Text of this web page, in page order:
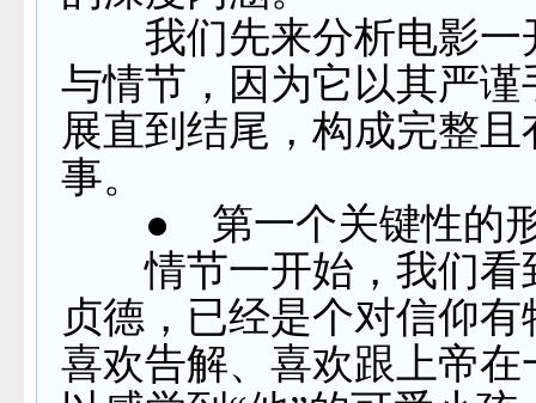
我们先来分析电影一
与情节，因为它以其严谨
展直到结尾，构成完整
事。
● 第一个关键性的
情节一开始，我们看
贞德，已经是个对信仰
喜欢告解、喜欢跟上帝在